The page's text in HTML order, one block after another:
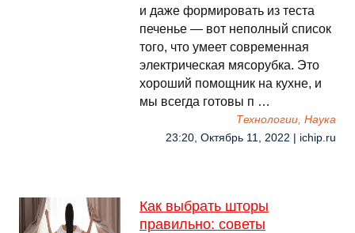
и даже формировать из теста
печенье — вот неполный список
того, что умеет современная
электрическая мясорубка. Это
хороший помощник на кухне, и
мы всегда готовы п …
Технологии, Наука
23:20, Октябрь 11, 2022 | ichip.ru
Как выбрать шторы
правильно: советы